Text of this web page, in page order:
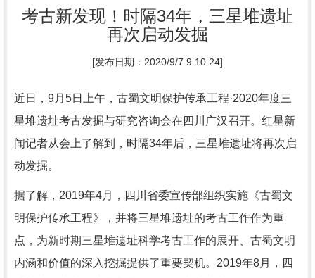
考古新发现！时隔34年，三星堆遗址
再次启动发掘
[发布日期：2020/9/7 9:10:24]
近日，9月5日上午，古蜀文明保护传承工程·2020年度三
星堆遗址考古发掘与研究咨询会在四川广汉召开。红星新
闻记者从会上了解到，时隔34年后，三星堆遗址将再次启
动发掘。
据了解， 2019年4月，四川省委宣传部组织实施《古蜀文
明保护传承工程》，并将三星堆遗址的考古工作作为重
点，为新时期三星堆遗址科学考古工作的展开、古蜀文明
内涵和价值的深入挖掘提供了重要契机。2019年8月，四